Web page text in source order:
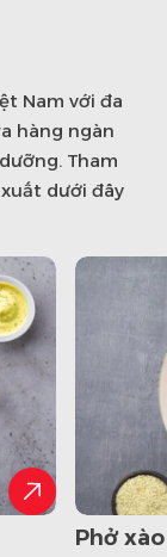
Nam với đa
hàng ngàn
Tham
dưới đây
phở